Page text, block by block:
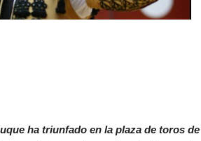
ha triunfado en la plaza de toros